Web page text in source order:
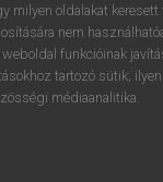
milyen oldalakat keresett
nem
funkcióinak
tartozó sütik;
médiaanalitika.
k l é
n m , .